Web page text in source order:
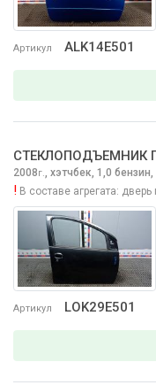
Артикул ALK14E501
Артикул LOK29E501
СТЕКЛОПОДЪЕМНИК
2008г., хэтчбек, 1,0
! В составе агрегата: дверь